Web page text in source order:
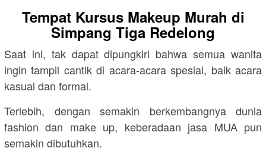
Tempat Kursus Makeup Murah di
Simpang Tiga Redelong
Saat ini, tak dapat dipungkiri bahwa semua wanita
ingin tampil cantik di acara-acara spesial, baik acara
kasual dan formal.
Terlebih, dengan semakin berkembangnya dunia
fashion dan make up, keberadaan jasa MUA pun
semakin dibutuhkan.